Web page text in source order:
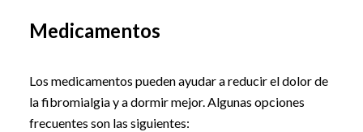
Medicamentos
Los medicamentos pueden ayudar a reducir el dolor de
la fibromialgia y a dormir mejor. Algunas opciones
frecuentes son las siguientes: